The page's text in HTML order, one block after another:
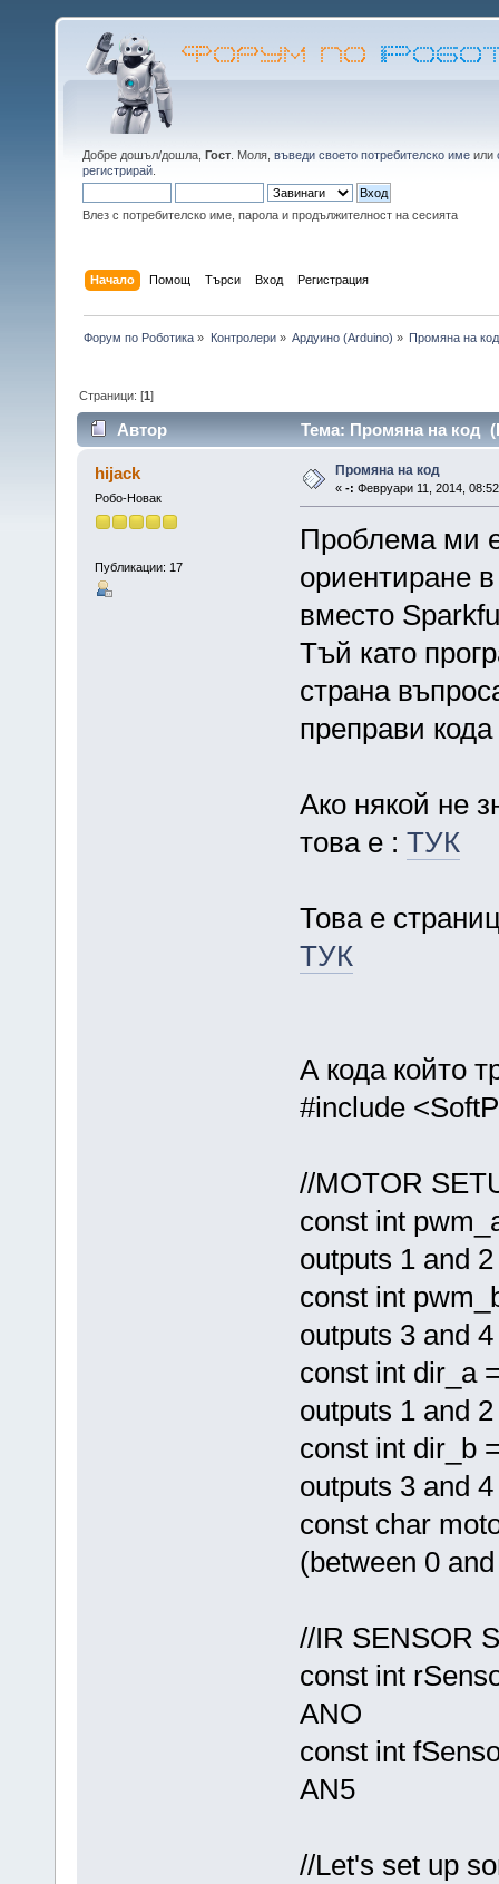
Добре дошъл/дошла, Гост . Моля, въведи своето потребителско име или
регистрирай
Влез с потребителско име, парола и продължителност на сесията
Начало Помощ Търси Вход Регистрация
Форум по Роботика » Контролери» Ардуино (Arduino) » Промяна на код
Страници: [1]
Автор Тема: Промяна на код
hijack
Робо-Новак
Публикации: 17
Промяна на код
« -: Февруари 11, 2014,
Проблема ми
ориентиране
вместо
Тъй като
страна
преправи
Ако някой не
това е : ТУК
Това е
ТУК
А кода който
#include
//MOTOR
const int
outputs 1 and
const int
outputs 3 and
const int dir_a
outputs 1 and
const int dir_b
outputs 3 and
const char
(between 0
//IR SENSOR
const int
ANO
const int
AN5
//Let's set up